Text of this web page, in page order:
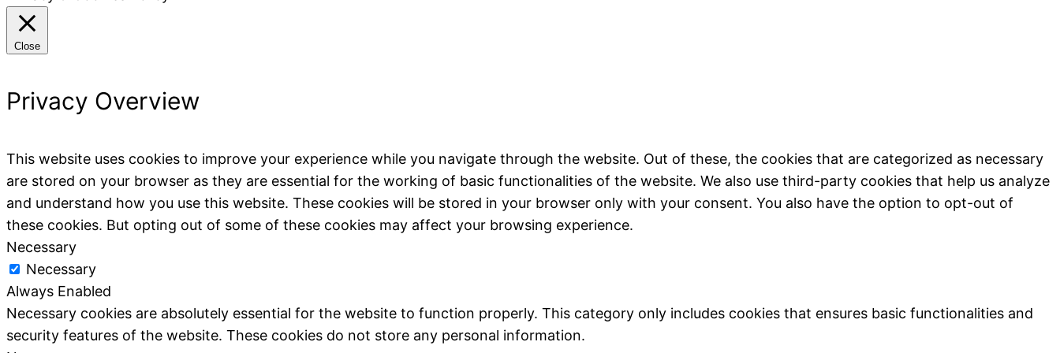
Close
Privacy Overview
This website uses cookies to improve your experience while you navigate through the website. Out of these, the cookies that are categorized as necessary
are stored on your browser as they are essential for the working of basic functionalities of the website. We also use third-party cookies that help us analyze
and understand how you use this website. These cookies will be stored in your browser only with your consent. You also have the option to opt-out of
these cookies. But opting out of some of these cookies may affect your browsing experience.
Necessary
Necessary
Always Enabled
Necessary cookies are absolutely essential for the website to function properly. This category only includes cookies that ensures basic functionalities and
security features of the website. These cookies do not store any personal information.